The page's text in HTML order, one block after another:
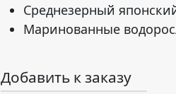
Среднезерный
Маринованные
Добавить к заказу